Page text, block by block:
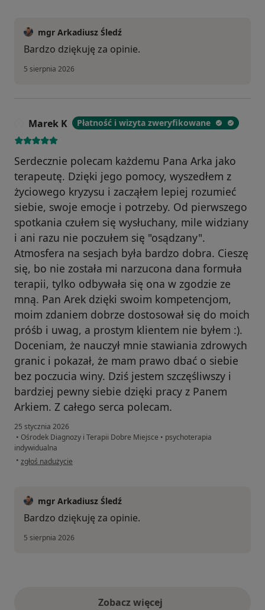
mgr Arkadiusz Śledź
Bardzo dziękuję za opinie.
5 sierpnia 2026
Marek K Płatność i wizyta zweryfikowane
Serdecznie polecam każdemu Pana Arka jako
terapeutę. Dzięki jego pomocy, wyszedłem z
życiowego kryzysu i zacząłem lepiej rozumieć
siebie, swoje emocje i potrzeby. Od pierwszego
spotkania czułem się wysłuchany, mile widziany
i ani razu nie poczułem się "osądzany".
Atmosfera na sesjach była bardzo dobra. Cieszę
się, bo nie została mi narzucona dana formuła
terapii, tylko odbywała się ona w zgodzie ze
mną. Pan Arek dzięki swoim kompetencjom,
moim zdaniem dobrze dostosował się do moich
próśb i uwag, a prostym klientem nie byłem :).
Doceniam, że nauczył mnie stawiania zdrowych
granic i pokazał, że mam prawo dbać o siebie
bez poczucia winy. Dziś jestem szczęśliwszy i
bardziej pewny siebie dzięki pracy z Panem
Arkiem. Z całego serca polecam.
25 stycznia 2026
• Ośrodek Diagnozy i Terapii Dobre Miejsce • psychoterapia
indywidualna
• w opinii użytkownika Marek K
zgłoś nadużycie
mgr Arkadiusz Śledź
Bardzo dziękuję za opinie.
5 sierpnia 2026
Zobacz więcej